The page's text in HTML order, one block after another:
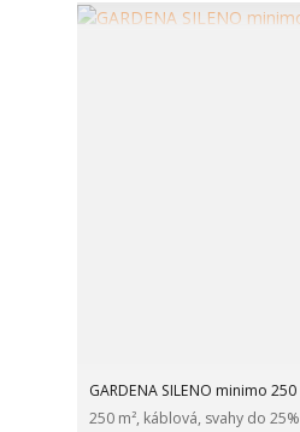
GARDENA SILENO minimo 250
250 m², káblová, svahy do 25%